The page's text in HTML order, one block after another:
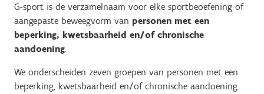
G-sport is de verzamelnaam voor elke sportbeoefening of
aangepaste beweegvorm van personen met een
beperking, kwetsbaarheid en/of chronische
aandoening.
We onderscheiden zeven groepen van personen met een
beperking, kwetsbaarheid en/of chronische aandoening.